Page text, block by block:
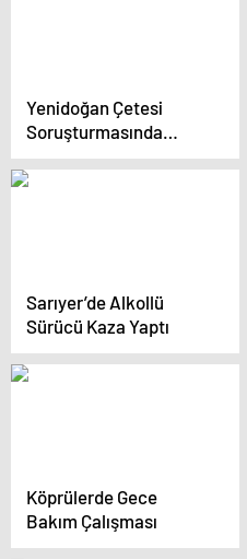
Yenidoğan Çetesi
Soruşturmasında
İddianame Hazır
Sarıyer’de Alkollü
Sürücü Kaza Yaptı
Köprülerde Gece
Bakım Çalışması